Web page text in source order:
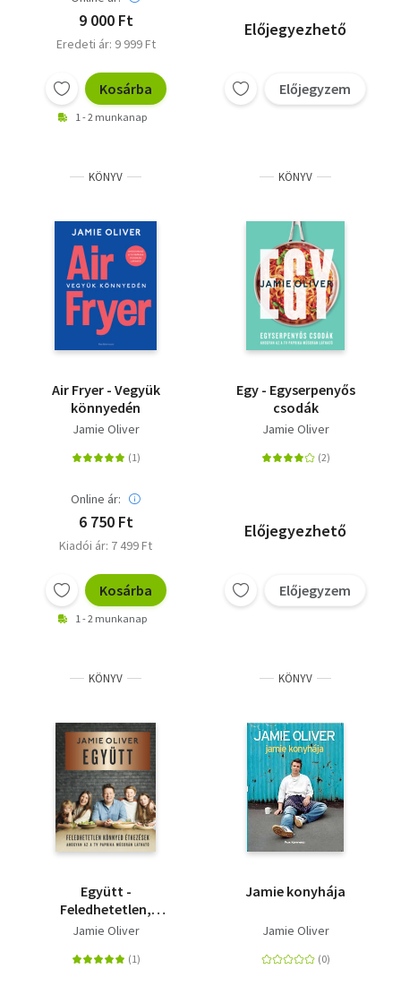
9 000 Ft
Eredeti ár: 9 999 Ft
Kosárba
1 - 2 munkanap
Előjegyezhető
Előjegyzem
KÖNYV
Air Fryer - Vegyük
könnyedén
Jamie Oliver
Online ár:
6 750 Ft
Kiadói ár: 7 499 Ft
Kosárba
1 - 2 munkanap
KÖNYV
Egy - Egyserpenyős
csodák
Jamie Oliver
Előjegyezhető
Előjegyzem
KÖNYV
Együtt -
Feledhetetlen,
könnyed étkezések
Jamie Oliver
KÖNYV
Jamie konyhája
Jamie Oliver